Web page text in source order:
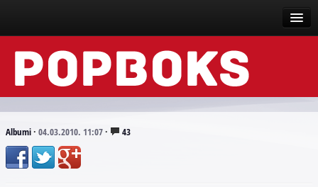
Vesti
Događaji
Tekstovi
Albumi· 04.03.2010. 11:07· 43